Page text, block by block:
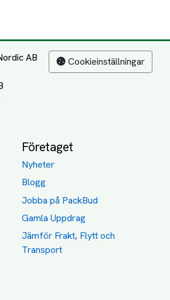
AB Cookieinställningar
Företaget
Nyheter
Blogg
Jobba på PackBud
Gamla Uppdrag
Jämför Frakt, Flytt och
Transport